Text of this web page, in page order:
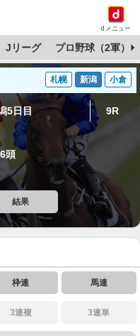
dメニュー
Jリーグ プロ野球（2軍）
札幌 新潟 小倉
5日目 9R
頭
結果
枠連 馬連
3連複 3連単